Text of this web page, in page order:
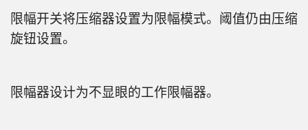
限幅开关将压缩器设置为限幅模式。阈值仍由压缩
旋钮设置。
限幅器设计为不显眼的工作限幅器。